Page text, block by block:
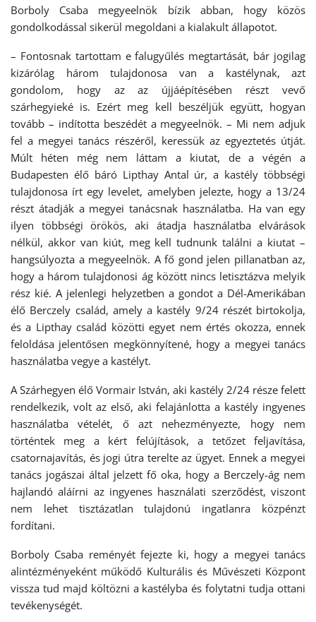
Borboly Csaba megyeelnök bízik abban, hogy közös
gondolkodással sikerül megoldani a kialakult állapotot.
– Fontosnak tartottam e falugyűlés megtartását, bár jogilag
kizárólag három tulajdonosa van a kastélynak, azt
gondolom, hogy az az újjáépítésében részt vevő
szárhegyieké is. Ezért meg kell beszéljük együtt, hogyan
tovább – indította beszédét a megyeelnök. – Mi nem adjuk
fel a megyei tanács részéről, keressük az egyeztetés útját.
Múlt héten még nem láttam a kiutat, de a végén a
Budapesten élő báró Lipthay Antal úr, a kastély többségi
tulajdonosa írt egy levelet, amelyben jelezte, hogy a 13/24
részt átadják a megyei tanácsnak használatba. Ha van egy
ilyen többségi örökös, aki átadja használatba elvárások
nélkül, akkor van kiút, meg kell tudnunk találni a kiutat –
hangsúlyozta a megyeelnök. A fő gond jelen pillanatban az,
hogy a három tulajdonosi ág között nincs letisztázva melyik
rész kié. A jelenlegi helyzetben a gondot a Dél-Amerikában
élő Berczely család, amely a kastély 9/24 részét birtokolja,
és a Lipthay család közötti egyet nem értés okozza, ennek
feloldása jelentősen megkönnyítené, hogy a megyei tanács
használatba vegye a kastélyt.
A Szárhegyen élő Vormair István, aki kastély 2/24 része felett
rendelkezik, volt az első, aki felajánlotta a kastély ingyenes
használatba vételét, ő azt nehezményezte, hogy nem
történtek meg a kért felújítások, a tetőzet feljavítása,
csatornajavítás, és jogi útra terelte az ügyet. Ennek a megyei
tanács jogászai által jelzett fő oka, hogy a Berczely-ág nem
hajlandó aláírni az ingyenes használati szerződést, viszont
nem lehet tisztázatlan tulajdonú ingatlanra közpénzt
fordítani.
Borboly Csaba reményét fejezte ki, hogy a megyei tanács
alintézményeként működő Kulturális és Művészeti Központ
vissza tud majd költözni a kastélyba és folytatni tudja ottani
tevékenységét.